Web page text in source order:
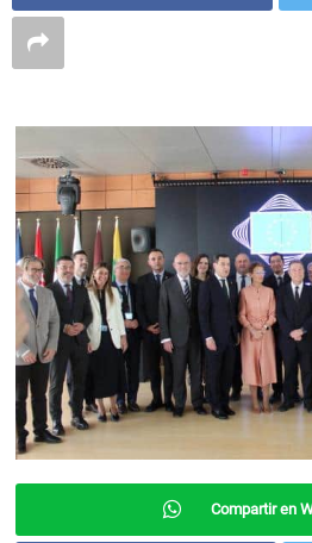
Compartir en